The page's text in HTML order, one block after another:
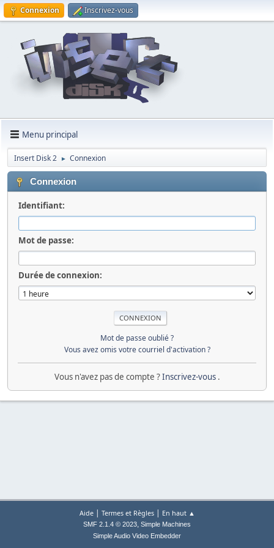
Connexion Inscrivez-vous
Menu principal
Insert Disk 2 ► Connexion
Connexion
Identifiant:
Mot de passe:
Durée de connexion:
Mot de passe oublié ?
Vous avez omis votre courriel d'activation ?
Vous n'avez pas de compte ?Inscrivez-vous .
Aide| Termes et Règles| En haut ▲
SMF 2.1.4 © 2023, Simple Machines
Simple Audio Video Embedder